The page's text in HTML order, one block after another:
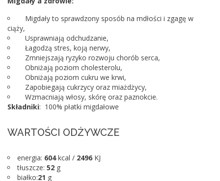
Migdały to sprawdzony sposób na mdłości i zgagę w
ciąży,
Usprawniają odchudzanie,
Łagodzą stres, koją nerwy,
Zmniejszają ryzyko rozwoju chorób serca,
Obniżają poziom cholesterolu,
Obniżają poziom cukru we krwi,
Zapobiegają cukrzycy oraz miażdżycy,
Wzmacniają włosy, skórę oraz paznokcie.
Składniki: 100% płatki migdałowe
WARTOŚCI ODŻYWCZE
energia: 604 kcal / 2496 KJ
tłuszcze: 52 g
białko:21 g